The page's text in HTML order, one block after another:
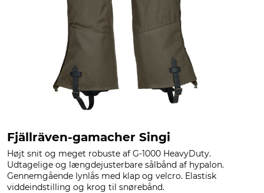
Fjällräven-gamacher Singi
Højt snit og meget robuste af G-1000 HeavyDuty.
Udtagelige og længdejusterbare sålbånd af hypalon.
Gennemgående lynlås med klap og velcro. Elastisk
viddeindstilling og krog til snørebånd.